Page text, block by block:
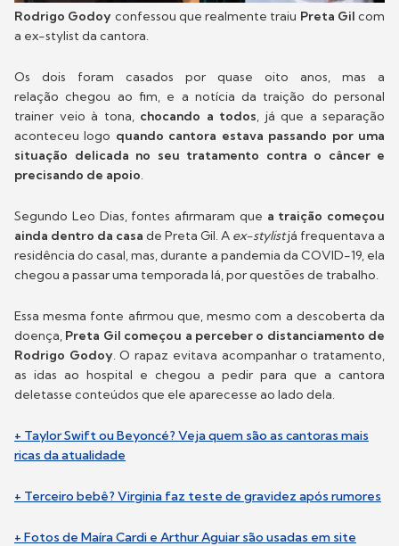
Rodrigo Godoy confessou que realmente traiu Preta Gil com
a ex-stylist da cantora.
Os dois foram casados por quase oito anos, mas a
relação chegou ao fim, e a notícia da traição do personal
trainer veio à tona, chocando a todos, já que a separação
aconteceu logo quando cantora estava passando por uma
situação delicada no seu tratamento contra o câncer e
precisando de apoio.
Segundo Leo Dias, fontes afirmaram que a traição começou
ainda dentro da casa de Preta Gil. A ex-stylistjá frequentava a
residência do casal, mas, durante a pandemia da COVID-19, ela
chegou a passar uma temporada lá, por questões de trabalho.
Essa mesma fonte afirmou que, mesmo com a descoberta da
doença, Preta Gil começou a perceber o distanciamento de
Rodrigo Godoy. O rapaz evitava acompanhar o tratamento,
as idas ao hospital e chegou a pedir para que a cantora
deletasse conteúdos que ele aparecesse ao lado dela.
+ Taylor Swift ou Beyoncé? Veja quem são as cantoras mais
ricas da atualidade
+ Terceiro bebê? Virginia faz teste de gravidez após rumores
+ Fotos de Maíra Cardi e Arthur Aguiar são usadas em site